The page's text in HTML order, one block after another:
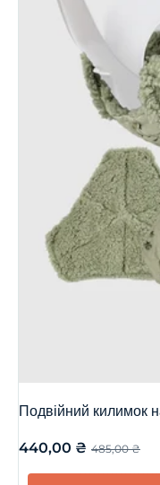
Подвійний килимок
485,00₴
440,00 ₴